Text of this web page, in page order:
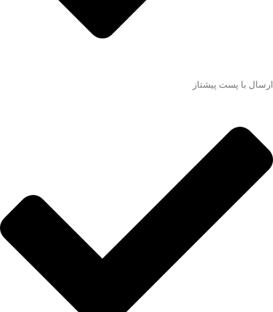
ارسال با پست پیشتاز